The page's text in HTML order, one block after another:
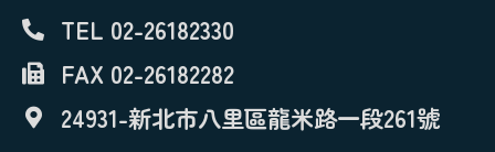
TEL 02-26182330
FAX 02-26182282
24931-新北市八里區龍米路一段261號